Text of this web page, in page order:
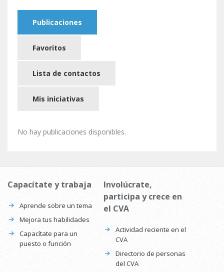
Publicaciones
Favoritos
Lista de contactos
Mis iniciativas
No hay publicaciones disponibles.
Capacítate y trabaja
Aprende sobre un tema
Mejora tus habilidades
Capacítate para un
puesto o función
Involúcrate,
participa y crece en
el CVA
Actividad reciente en el
CVA
Directorio de personas
del CVA